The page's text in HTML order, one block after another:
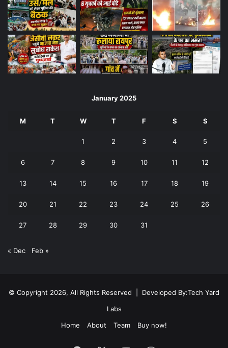
January 2025
M T W T F S S
1 2 3 4 5
6 7 8 9 10 11 12
13 14 15 16 17 18 19
20 21 22 23 24 25 26
27 28 29 30 31
« Dec Feb »
© Copyright 2026, All Rights Reserved | Developed By:Tech Yard
Labs
Home
About Team Buy now!